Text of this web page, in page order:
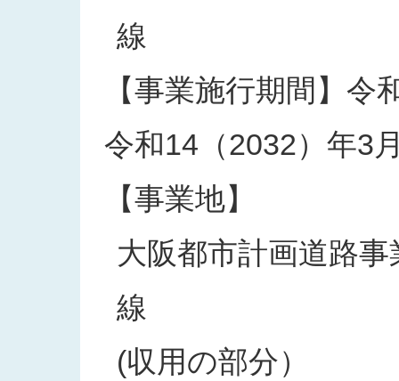
線
【事業施行期間】
令和14（2032）年3
【事業地】
大阪都市計画道路
線
(収用の部分）